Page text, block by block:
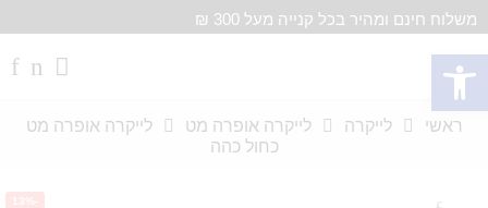
משלוח חינם ומהיר בכל קנייה מעל 300 ₪
ראשי לייקרה לייקרה אופרה מט
לייקרה אופרה מט
כחול כהה
-13%
פתח סרגל נגישות